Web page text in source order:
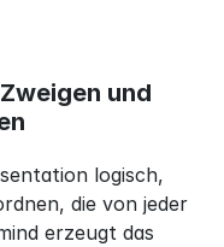
und
logisch,
die von jeder
erzeugt das